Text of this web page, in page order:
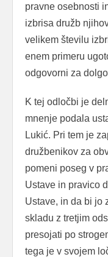
pravne osebnosti
izbrisa družb
velikem številu
enem primeru
odgovorni za
K tej odločbi je
mnenje podala
Lukić. Pri tem je
družbenikov za
pomeni poseg v
Ustave in pravico
Ustave, in da bi jo
skladu z tretjim
presojati po
tega je v svojem